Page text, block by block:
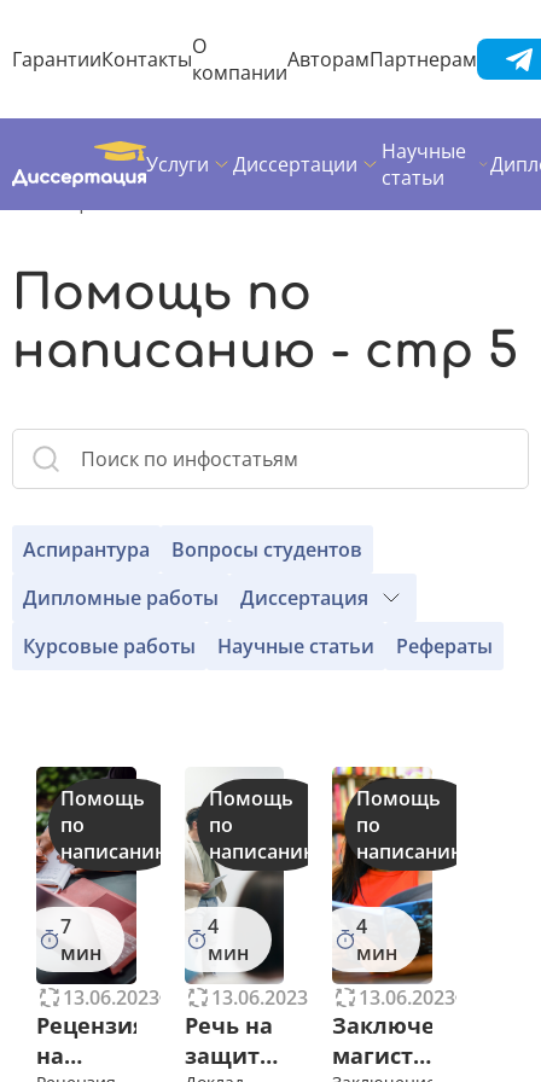
ГарантииКонтактыО
компанииАвторамПартнерам
Услуги Диссертации
Научные
статьи
ДиссертацияПолезные материалы
Помощь по
написанию - стр 5
Аспирантура
Вопросы студентов
Дипломные работы
Диссертация
Курсовые работы
Научные статьи Рефераты
Помощь
по
написанию
7
мин
13.06.2023
11556
Рецензия
на
Помощь
по
написанию
4
мин
13.06.2023
10741
Речь на
защиту
Помощь
по
написанию
4
мин
13.06.2023
Заключение
магистерской